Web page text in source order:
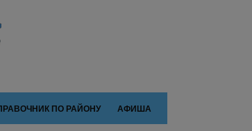
ПО РАЙОНУ АФИША